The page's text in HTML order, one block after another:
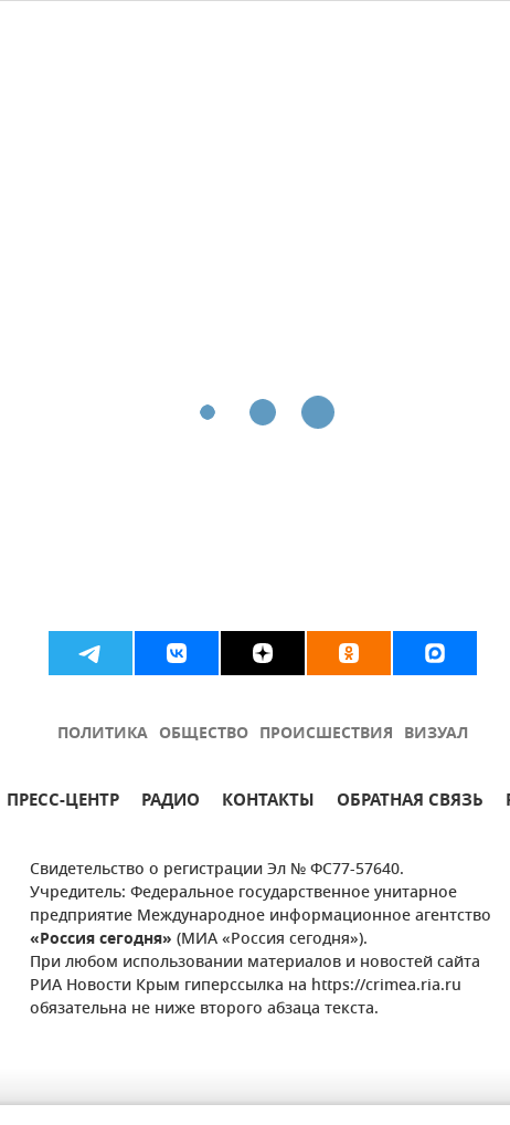
ПОЛИТИКА ОБЩЕСТВО ПРОИСШЕСТВИЯ ВИЗУАЛ
ПРЕСС-ЦЕНТР РАДИО КОНТАКТЫ ОБРАТНАЯ СВЯЗЬ
Свидетельство о регистрации Эл № ФС77-57640.
Учредитель: Федеральное государственное унитарное
предприятие Международное информационное агентство
«Россия сегодня» (МИА «Россия сегодня»).
При любом использовании материалов и новостей сайта
РИА Новости Крым гиперссылка на https://crimea.ria.ru
обязательна не ниже второго абзаца текста.